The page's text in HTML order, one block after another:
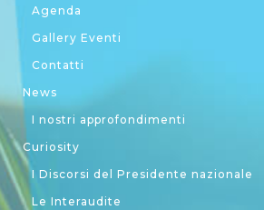
Agenda
Gallery Eventi
Contatti
News
I nostri approfondimenti
Curiosity
I Discorsi del Presidente nazionale
Le Interaudite